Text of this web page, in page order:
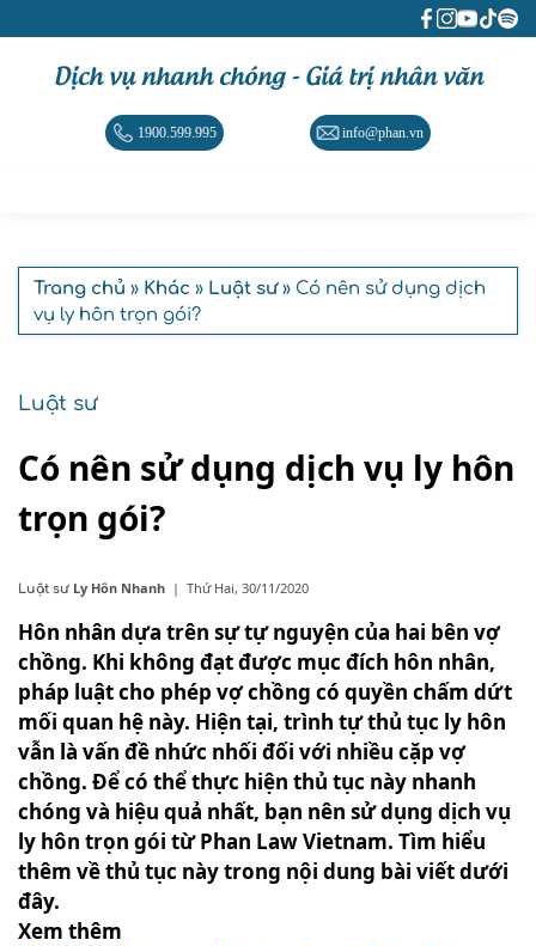
Dịch vụ nhanh chóng - Giá trị nhân văn
1900.599.995 info@phan.vn
Trang chủ » Khác » Luật sư» Có nên sử dụng dịch
vụ ly hôn trọn gói?
Luật sư
Có nên sử dụng dịch vụ ly hôn
trọn gói?
Luật sư Ly Hôn Nhanh | Thứ Hai, 30/11/2020
Hôn nhân dựa trên sự tự nguyện của hai bên vợ
chồng. Khi không đạt được mục đích hôn nhân,
pháp luật cho phép vợ chồng có quyền chấm dứt
mối quan hệ này. Hiện tại, trình tự thủ tục ly hôn
vẫn là vấn đề nhức nhối đối với nhiều cặp vợ
chồng. Để có thể thực hiện thủ tục này nhanh
chóng và hiệu quả nhất, bạn nên sử dụng dịch vụ
ly hôn trọn gói từ Phan Law Vietnam. Tìm hiểu
thêm về thủ tục này trong nội dung bài viết dưới
đây.
Xem thêm